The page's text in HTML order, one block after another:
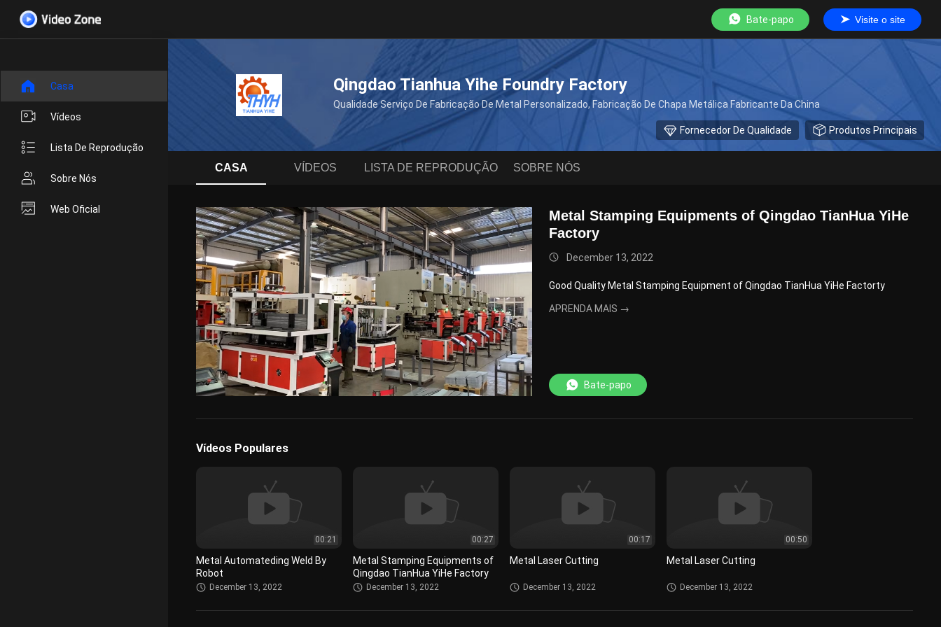
Bate-papo Visite o site
Casa
Vídeos
Lista De Reprodução
Sobre Nós
Web Oficial
Qingdao Tianhua Yihe Foundry Factory
Qualidade Serviço De Fabricação De Metal Personalizado, Fabricação De Chapa Metálica Fabricante Da China
Fornecedor De Qualidade Produtos Principais
CASA VÍDEOS LISTA DE REPRODUÇÃO SOBRE NÓS
Unmute
Loaded:
100.00%
Metal Stamping Equipments of Qingdao TianHua YiHe
Factory
December 13, 2022
Good Quality Metal Stamping Equipment of Qingdao TianHua YiHe Factorty
APRENDA MAIS →
Bate-papo
Vídeos Populares
00:21
Metal Automateding Weld By
Robot
December 13, 2022
00:27
Metal Stamping Equipments of
Qingdao TianHua YiHe Factory
December 13, 2022
00:17
Metal Laser Cutting
December 13, 2022
00:50
Metal Laser Cutting
December 13, 2022